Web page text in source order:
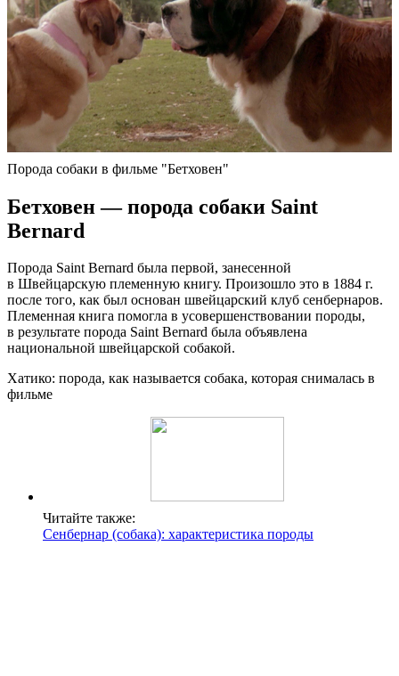
Порода собаки в фильме "Бетховен"
Бетховен — порода собаки Saint
Bernard
Порода Saint Bernard была первой, занесенной
в Швейцарскую племенную книгу. Произошло это в 1884 г.
после того, как был основан швейцарский клуб сенбернаров.
Племенная книга помогла в усовершенствовании породы,
в результате порода Saint Bernard была объявлена
национальной швейцарской собакой.
Хатико: порода, как называется собака, которая снималась в
фильме
Читайте также:
Сенбернар (собака): характеристика породы